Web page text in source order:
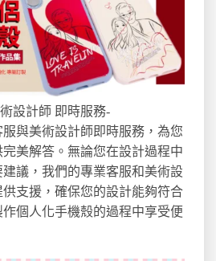
設計師 即時服務-
與美術設計師即時服務，為您
美解答。無論您在設計過程中
議，我們的專業客服和美術設
支援，確保您的設計能夠符合
個人化手機殼的過程中享受便